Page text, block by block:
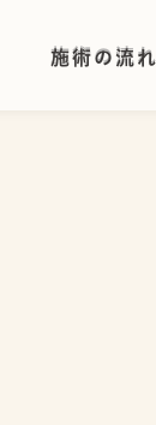
施術の流れ
施術の流れ